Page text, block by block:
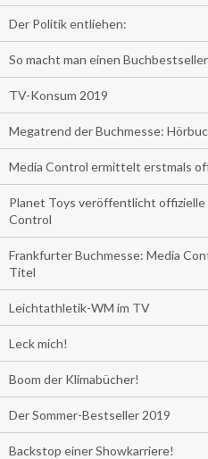
Der Politik entliehen:
So macht man einen
TV-Konsum 2019
Megatrend der Buchmesse:
Media Control ermittelt erstmals
Planet Toys veröffentlicht offizielle
Control
Frankfurter Buchmesse: Media
Titel
Leichtathletik-WM im TV
Leck mich!
Boom der Klimabücher!
Der Sommer-Bestseller 2019
Backstop einer Showkarriere!